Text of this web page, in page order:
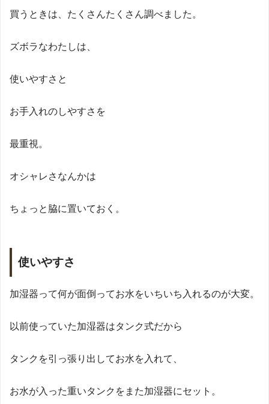
買うときは、たくさんたくさん調べました。
ズボラなわたしは、
使いやすさと
お手入れのしやすさを
最重視。
オシャレさなんかは
ちょっと脇に置いておく。
使いやすさ
加湿器って何が面倒ってお水をいちいち入れるのが大変。
以前使っていた加湿器はタンク式だから
タンクを引っ張り出してお水を入れて、
お水が入った重いタンクをまた加湿器にセット。